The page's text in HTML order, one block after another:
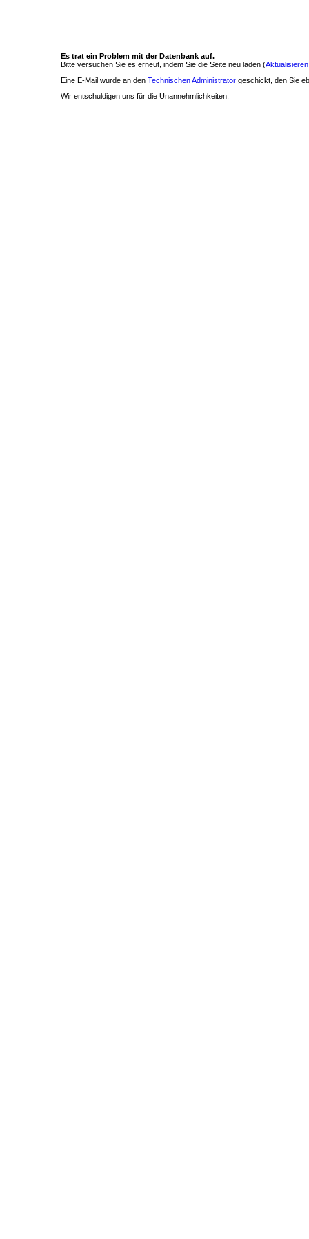
Es trat ein Problem mit der Datenbank auf.
Bitte versuchen Sie es erneut, indem Sie die Seite neu laden (
Eine E-Mail wurde an den Technischen Administrator geschickt, den Sie
Wir entschuldigen uns für die Unannehmlichkeiten.